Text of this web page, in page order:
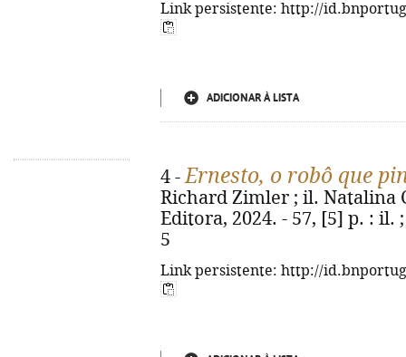
Link persistente: http://
ADICIONAR À LISTA
4 -Ernesto, o robô que
Richard Zimler ; il. Natalina
Editora, 2024. - 57, [5] p. : il.
5
Link persistente: http://